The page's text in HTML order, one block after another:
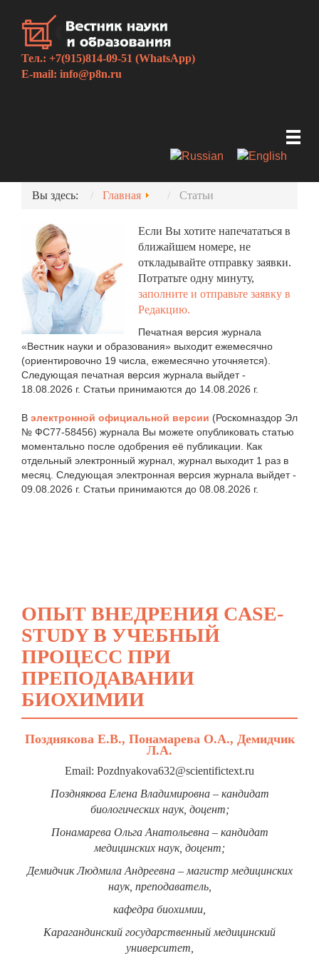
Тел.: +7(915)814-09-51 (WhatsApp)
E-mail: info@p8n.ru
Вы здесь: Главная Статьи
Если Вы хотите напечататься в
ближайшем номере, не
откладывайте отправку заявки.
Потратьте одну минуту,
заполните и отправьте заявку в
Редакцию.
Печатная версия журнала
«Вестник науки и образования» выходит ежемесячно
(ориентировочно 19 числа, ежемесячно уточняется).
Следующая печатная версия журнала выйдет -
18.08.2026 г. Статьи принимаются до 14.08.2026 г.
В электронной официальной версии (Роскомназдор Эл
№ ФС77-58456) журнала Вы можете опубликовать статью
моментально после одобрения её публикации. Как
отдельный электронный журнал, журнал выходит 1 раз в
месяц. Следующая электронная версия журнала выйдет -
09.08.2026 г. Статьи принимаются до 08.08.2026 г.
ОПЫТ ВНЕДРЕНИЯ CASE-
STUDY В УЧЕБНЫЙ
ПРОЦЕСС ПРИ
ПРЕПОДАВАНИИ
БИОХИМИИ
Позднякова Е.В., Понамарева О.А., Демидчик
Л.А.
Email: Pozdnyakova632@scientifictext.ru
Позднякова Елена Владимировна – кандидат
биологических наук, доцент;
Понамарева Ольга Анатольевна – кандидат
медицинских наук, доцент;
Демидчик Людмила Андреевна – магистр медицинских
наук, преподаватель,
кафедра биохимии,
Карагандинский государственный медицинский
университет,